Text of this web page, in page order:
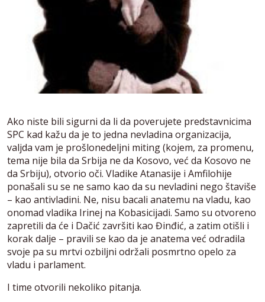
Ako niste bili sigurni da li da poverujete predstavnicima
SPC kad kažu da je to jedna nevladina organizacija,
valjda vam je prošlonedeljni miting (kojem, za promenu,
tema nije bila da Srbija ne da Kosovo, već da Kosovo ne
da Srbiju), otvorio oči. Vladike Atanasije i Amfilohije
ponašali su se ne samo kao da su nevladini nego štaviše
– kao antivladini. Ne, nisu bacali anatemu na vladu, kao
onomad vladika Irinej na Kobasicijadi. Samo su otvoreno
zapretili da će i Dačić završiti kao Đinđić, a zatim otišli i
korak dalje – pravili se kao da je anatema već odradila
svoje pa su mrtvi ozbiljni održali posmrtno opelo za
vladu i parlament.
I time otvorili nekoliko pitanja.